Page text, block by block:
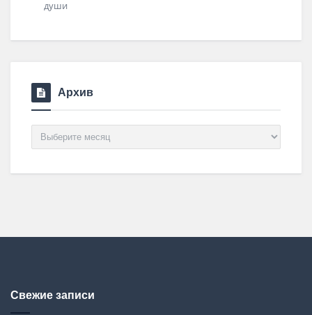
Архив
Архив
Свежие записи